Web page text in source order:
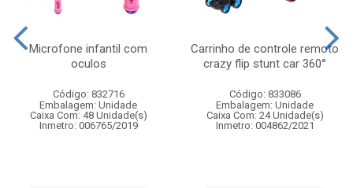
Microfone infantil com
oculos
Código: 832716
Embalagem: Unidade
Caixa Com: 48 Unidade(s)
Inmetro: 006765/2019
Carrinho de controle remoto
crazy flip stunt car 360°
Código: 833086
Embalagem: Unidade
Caixa Com: 24 Unidade(s)
Inmetro: 004862/2021